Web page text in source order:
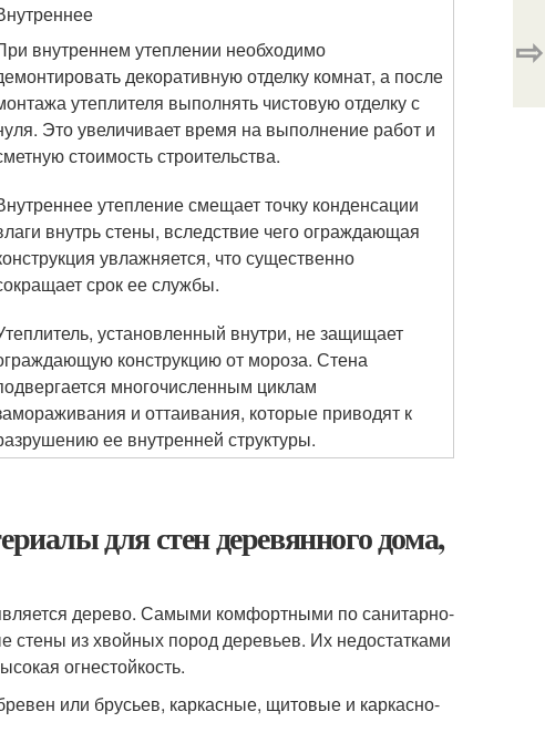
внутреннем утеплении необходимо
декоративную отделку комнат, а после
утеплителя выполнять чистовую отделку с
Это увеличивает время на выполнение работ и
стоимость строительства.
утепление смещает точку конденсации
внутрь стены, вследствие чего ограждающая
увлажняется, что существенно
срок ее службы.
установленный внутри, не защищает
конструкцию от мороза. Стена
многочисленным циклам
и оттаивания, которые приводят к
ее внутренней структуры.
для стен деревянного дома,
дерево. Самыми комфортными по санитарно-
стены из хвойных пород деревьев. Их недостатками
огнестойкость.
или брусьев, каркасные, щитовые и каркасно-
⇨